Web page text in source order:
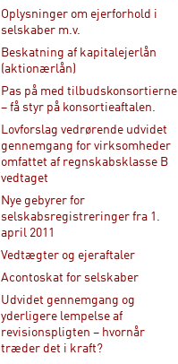
Oplysninger om ejerforhold i
selskaber m.v.
Beskatning af kapitalejerlån
(aktionærlån)
Pas på med tilbudskonsortierne
– få styr på konsortieaftalen.
Lovforslag vedrørende udvidet
gennemgang for virksomheder
omfattet af regnskabsklasse B
vedtaget
Nye gebyrer for
selskabsregistreringer fra 1.
april 2011
Vedtægter og ejeraftaler
Acontoskat for selskaber
Udvidet gennemgang og
yderligere lempelse af
revisionspligten – hvornår
træder det i kraft?